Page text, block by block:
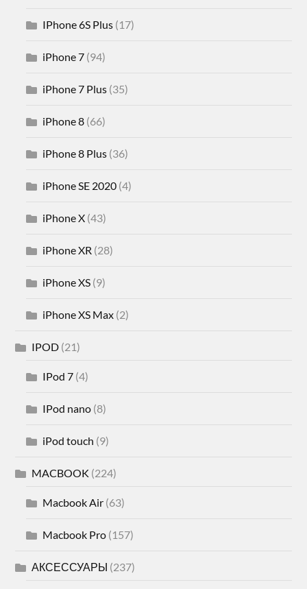
IPhone 6S Plus (17)
iPhone 7 (94)
iPhone 7 Plus (35)
iPhone 8 (66)
iPhone 8 Plus (36)
iPhone SE 2020 (4)
iPhone X (43)
iPhone XR (28)
iPhone XS (9)
iPhone XS Max (2)
IPOD (21)
IPod 7 (4)
IPod nano (8)
iPod touch (9)
MACBOOK (224)
Macbook Air (63)
Macbook Pro (157)
АКСЕССУАРЫ (237)